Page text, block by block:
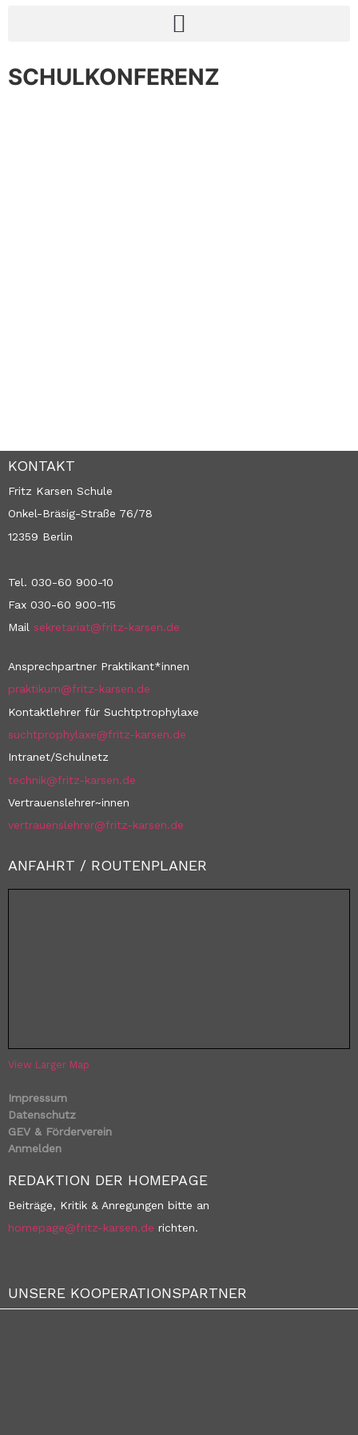
SCHULKONFERENZ
KONTAKT
Fritz Karsen Schule
Onkel-Bräsig-Straße 76/78
12359 Berlin
Tel. 030-60 900-10
Fax 030-60 900-115
Mail sekretariat@fritz-karsen.de
Ansprechpartner Praktikant*innen
praktikum@fritz-karsen.de
Kontaktlehrer für Suchtptrophylaxe
suchtprophylaxe@fritz-karsen.de
Intranet/Schulnetz
technik@fritz-karsen.de
Vertrauenslehrer~innen
vertrauenslehrer@fritz-karsen.de
ANFAHRT / ROUTENPLANER
View Larger Map
Impressum
Datenschutz
GEV & Förderverein
Anmelden
REDAKTION DER HOMEPAGE
Beiträge, Kritik & Anregungen bitte an
homepage@fritz-karsen.de richten.
UNSERE KOOPERATIONSPARTNER